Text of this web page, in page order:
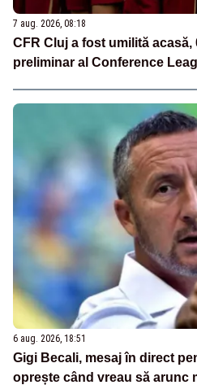
7 aug. 2026, 08:18
CFR Cluj a fost umilită
preliminar al Conference
6 aug. 2026, 18:51
Gigi Becali, mesaj în direct
oprește când vreau să arunc